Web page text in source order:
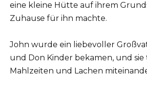
eine kleine Hütte auf ihrem
Zuhause für ihn machte.
John wurde ein liebevoller
und Don Kinder bekamen, und
Mahlzeiten und Lachen